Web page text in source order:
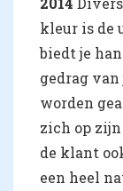
kleur is de
biedt je
gedrag
worden
zich op
de klant
een heel